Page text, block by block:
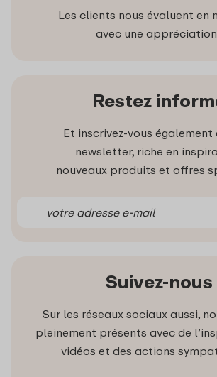
Les clients nous évaluent en
avec une
Restez
Et inscrivez-vous également
newsletter, riche en
nouveaux produits et offres
Suivez-nous
Sur les réseaux sociaux aussi,
pleinement présents avec de
vidéos et des actions